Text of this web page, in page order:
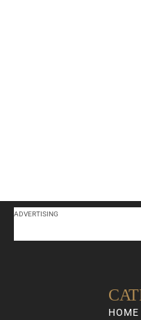
ADVERTISING
HOME